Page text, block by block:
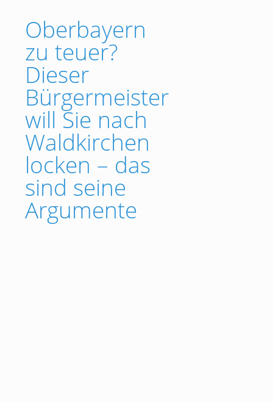
Oberbayern
zu teuer?
Dieser
Bürgermeister
will Sie nach
Waldkirchen
locken – das
sind seine
Argumente